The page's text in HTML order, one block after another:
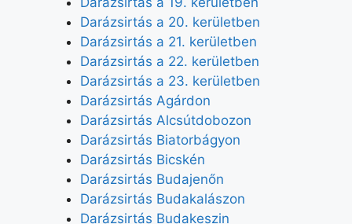
Darázsirtás a 20. kerületben
Darázsirtás a 21. kerületben
Darázsirtás a 22. kerületben
Darázsirtás a 23. kerületben
Darázsirtás Agárdon
Darázsirtás Alcsútdobozon
Darázsirtás Biatorbágyon
Darázsirtás Bicskén
Darázsirtás Budajenőn
Darázsirtás Budakalászon
Darázsirtás Budakeszin